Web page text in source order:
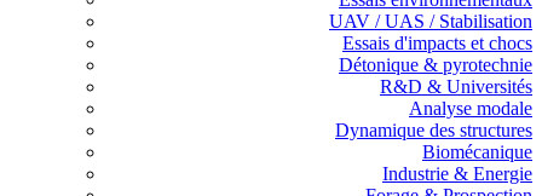
UAV / UAS / Stabilisation
Essais d'impacts et chocs
Détonique & pyrotechnie
R&D & Universités
Analyse modale
Dynamique des structures
Biomécanique
Industrie & Energie